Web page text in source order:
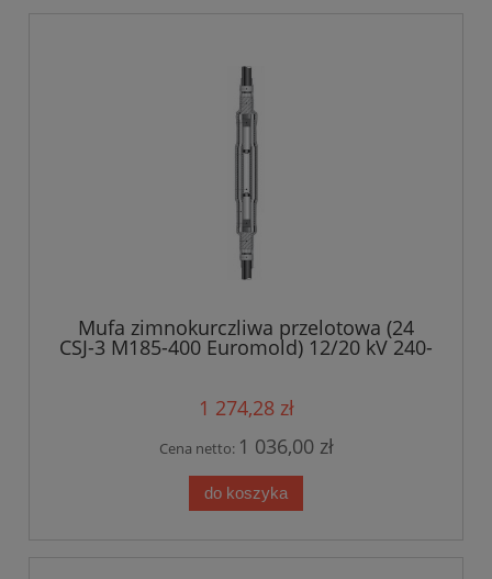
Mufa zimnokurczliwa przelotowa (24
CSJ-3 M185-400 Euromold) 12/20 kV 240-
1 274,28 zł
Cena netto: 1 036,00 zł
do koszyka